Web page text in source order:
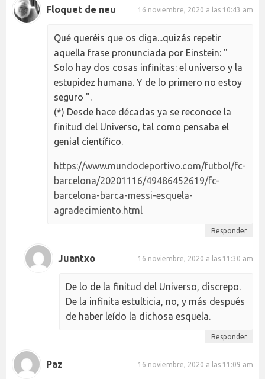
Floquet de neu 16 noviembre, 2020 a las 10:43 am
Qué queréis que os diga...quizás repetir
aquella frase pronunciada por Einstein: "
Solo hay dos cosas infinitas: el universo y la
estupidez humana. Y de lo primero no estoy
seguro ".
(*) Desde hace décadas ya se reconoce la
finitud del Universo, tal como pensaba el
genial científico.
https://www.mundodeportivo.com/futbol/fc-
barcelona/20201116/49486452619/fc-
barcelona-barca-messi-esquela-
agradecimiento.html
Responder
Juantxo 16 noviembre, 2020 a las 11:30 am
De lo de la finitud del Universo, discrepo.
De la infinita estulticia, no, y más después
de haber leído la dichosa esquela.
Responder
Paz 16 noviembre, 2020 a las 11:09 am